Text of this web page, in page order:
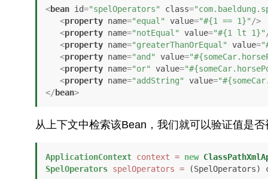
<bean id="spelOperators" class=
<property name="equal" value="#{1 == 1}" />
<property name="notEqual" value="#{1 lt 1}"
<property name="greaterThanOrEqual" value=
<property name="and" value=
<property name="or" value=
<property name="addString" value=
</ bean>
从上下文中检索该Bean，我们就可以验证值是
ApplicationContext context = new
SpelOperators spelOperators = (SpelOperators)